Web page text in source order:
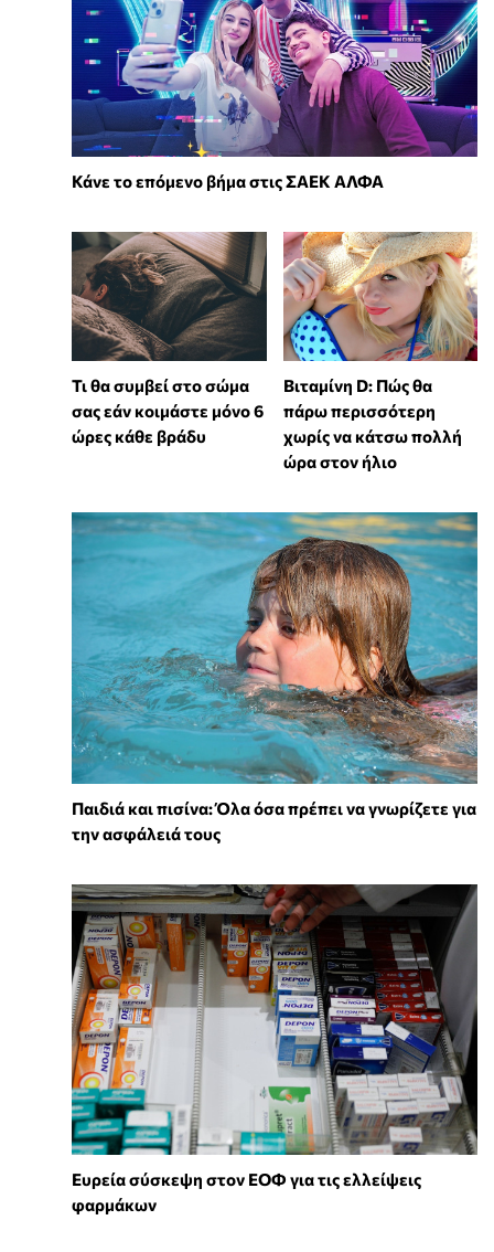
Κάνε το επόμενο βήμα στις ΣΑΕΚ ΑΛΦΑ
Τι θα συμβεί στο σώμα
σας εάν κοιμάστε μόνο 6
ώρες κάθε βράδυ
Βιταμίνη D: Πώς θα
πάρω περισσότερη
χωρίς να κάτσω πολλή
ώρα στον ήλιο
Παιδιά και πισίνα: Όλα όσα πρέπει να γνωρίζετε για
την ασφάλειά τους
Ευρεία σύσκεψη στον ΕΟΦ για τις ελλείψεις
φαρμάκων